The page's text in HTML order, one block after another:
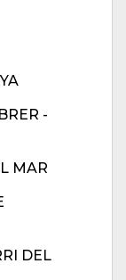
-
MAR
DEL